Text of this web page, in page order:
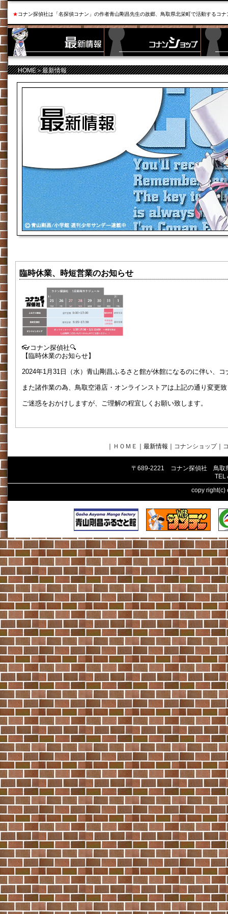
★コナン探偵社は「名探偵コナン」の作者青山剛昌先生の故郷、鳥取県北栄町で活動するコ
HOME＞最新情報
臨時休業、時短営業のお知らせ
👓コナン探偵社🔍
【臨時休業のお知らせ】
2024年1月31日（水）青山剛昌ふるさと館が休館になるのに伴い、
また諸作業の為、鳥取空港店・オンラインストアは上記の通り変更
ご迷惑をおかけしますが、ご理解の程宜しくお願い致します。
ＨＯＭＥ ｜最新情報 コナンショップ｜
〒689-2221 コナン探偵社 鳥取
TEL
copy right(c)